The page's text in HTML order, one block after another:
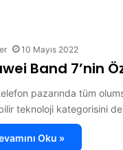
10 Mayıs 2022
Band 7’nin
telefon pazarında tüm
teknoloji kategorisini
Oku »